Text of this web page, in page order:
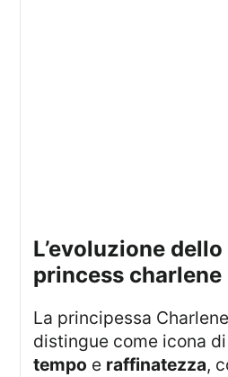
l’evoluzione dello stile di
princess charlene
La principessa Charlene di Monaco si
distingue come icona
tempo e raffinatezza,